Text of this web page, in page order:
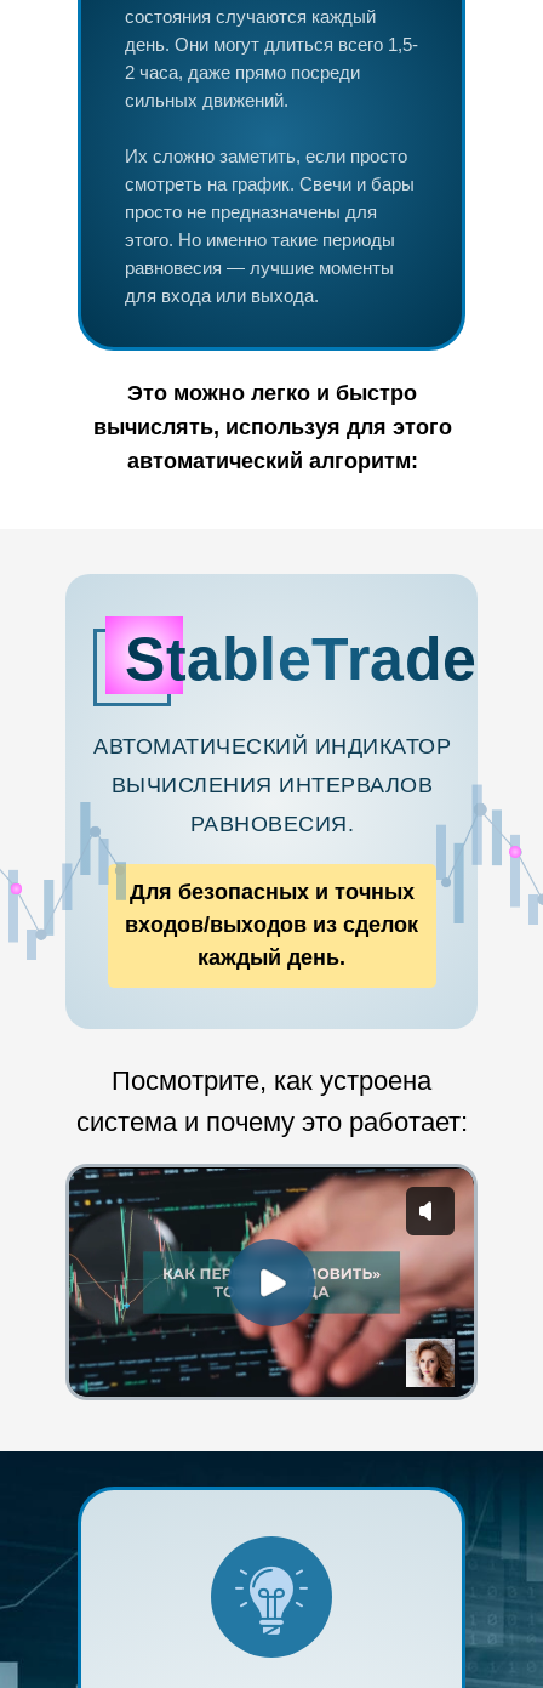
состояния случаются каждый
день. Они могут длиться всего 1,5-
2 часа, даже прямо посреди
сильных движений.
Их сложно заметить, если просто
смотреть на график. Свечи и бары
просто не предназначены для
этого. Но именно такие периоды
равновесия — лучшие моменты
для входа или выхода.
Это можно легко и быстро
вычислять, используя для этого
автоматический алгоритм:
Для безопасных и точных
входов/выходов из сделок
каждый день.
StableTrade
АВТОМАТИЧЕСКИЙ ИНДИКАТОР
ВЫЧИСЛЕНИЯ ИНТЕРВАЛОВ
РАВНОВЕСИЯ.
Посмотрите, как устроена
система и почему это работает: